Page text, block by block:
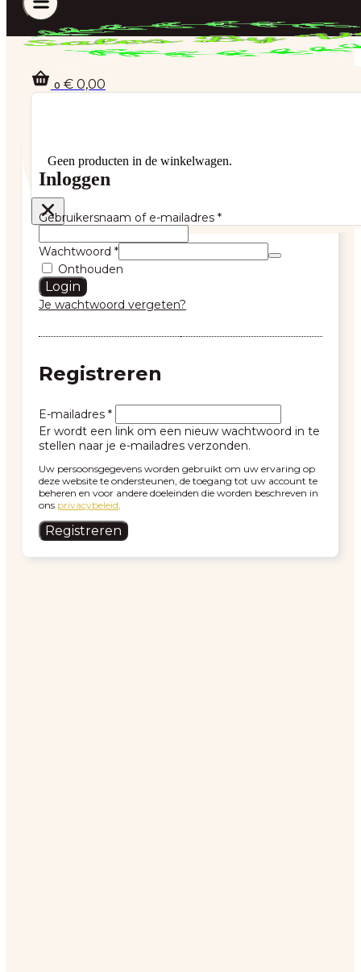
0 € 0,00
Geen producten in de winkelwagen.
Inloggen
Gebruikersnaam of e-mailadres *
Wachtwoord *
Onthouden
Login
Je wachtwoord vergeten?
Registreren
E-mailadres *
Er wordt een link om een nieuw wachtwoord in te
stellen naar je e-mailadres verzonden.
Uw persoonsgegevens worden gebruikt om uw ervaring op
deze website te ondersteunen, de toegang tot uw account te
beheren en voor andere doeleinden die worden beschreven in
ons privacybeleid.
Registreren